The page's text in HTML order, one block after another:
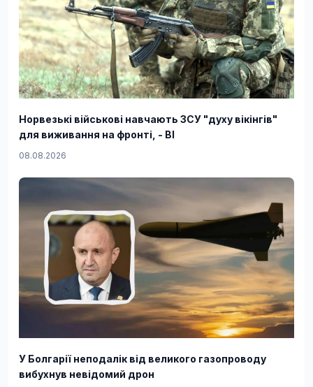
Норвезькі військові навчають ЗСУ "духу вікінгів"
для виживання на фронті, - BI
08.08.2026
У Болгарії неподалік від великого газопроводу
вибухнув невідомий дрон